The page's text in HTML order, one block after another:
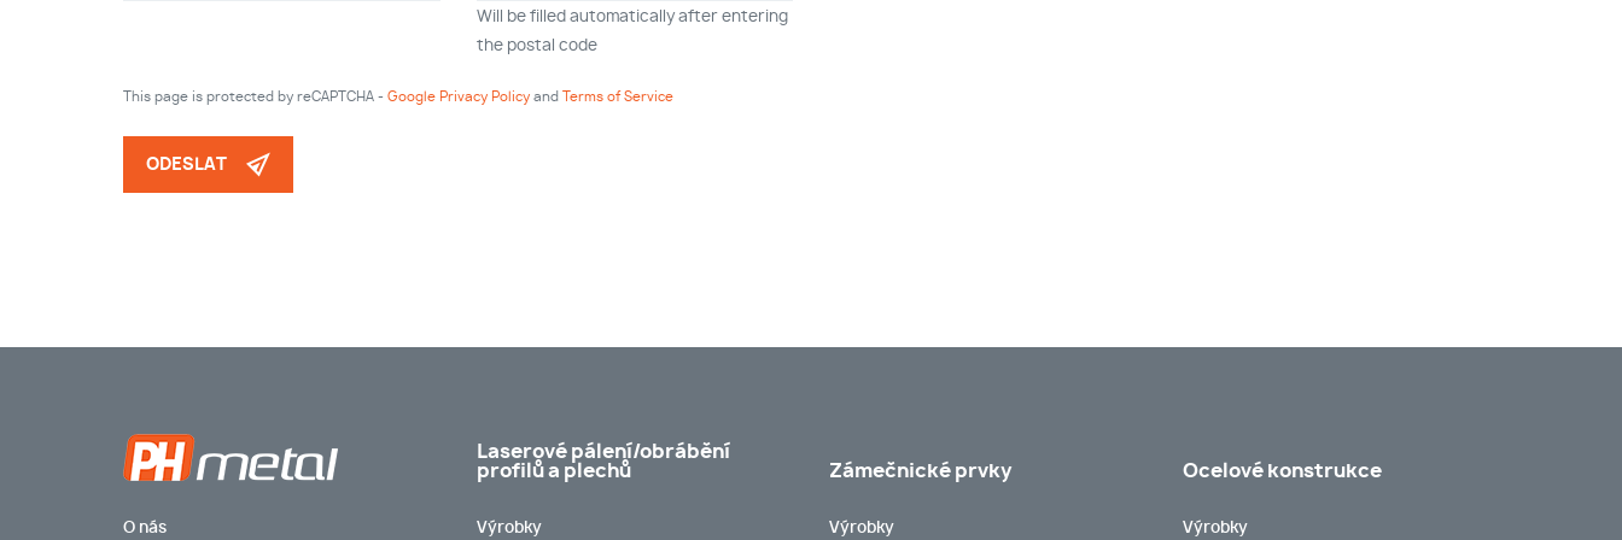
Will be filled automatically after entering
the postal code
This page is protected by reCAPTCHA - Google Privacy Policy and Terms of Service
ODESLAT
O nás
Laserové pálení/obrábění
profilů a plechů
Výrobky
Zámečnické prvky
Výrobky
Ocelové konstrukce
Výrobky